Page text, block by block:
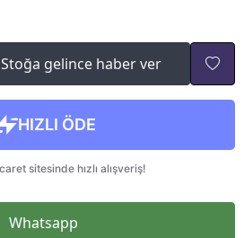
Stoğa gelince haber ver
Whatsapp